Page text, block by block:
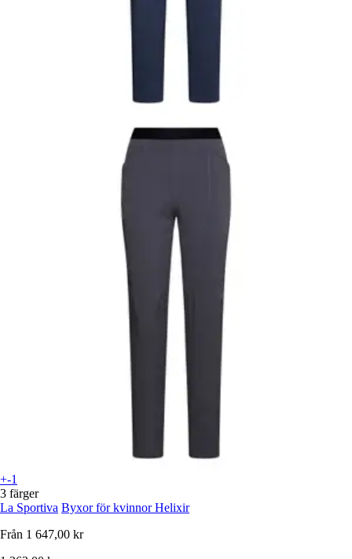
+-1
3 färger
La Sportiva Byxor för kvinnor Helixir
Från 1 647,00 kr